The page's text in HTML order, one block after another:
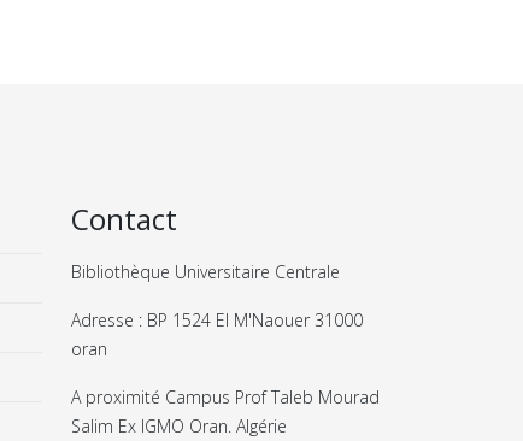
Contact
Bibliothèque Universitaire Centrale
Adresse : BP 1524 El M'Naouer 31000
oran
A proximité Campus Prof Taleb Mourad
Salim Ex IGMO Oran. Algérie